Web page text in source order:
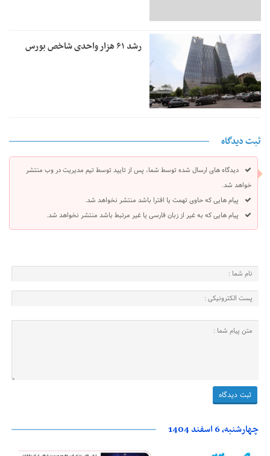
رشد ۶۱ هزار واحدی شاخص بورس
ثبت دیدگاه
دیدگاه های ارسال شده توسط شما، پس از تایید توسط تیم مدیریت در وب منتشر
خواهد شد.
پیام هایی که حاوی تهمت یا افترا باشد منتشر نخواهد شد.
پیام هایی که به غیر از زبان فارسی یا غیر مرتبط باشد منتشر نخواهد شد.
چهارشنبه، 6 اسفند 1404